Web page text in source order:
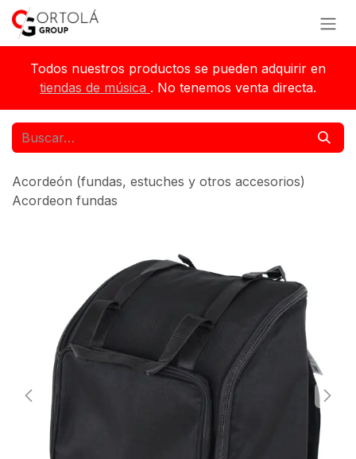
Ir al contenido
Todos nuestros productos se pueden adquirir en
tiendas de música . No tenemos venta directa.
Acordeón (fundas, estuches y otros accesorios)
Acordeon fundas